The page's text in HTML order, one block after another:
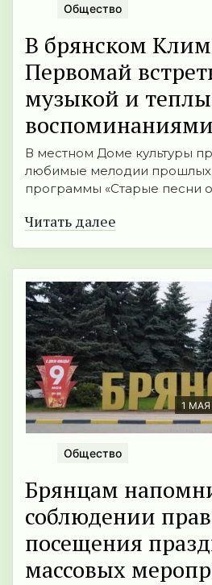
Общество
В брянском
Первомай
музыкой и
воспоминаниями
В местном Доме культуры
любимые мелодии прошлых
программы «Старые песни
Читать далее
1 МАЯ
Общество
Брянцам
соблюдении
посещения
массовых